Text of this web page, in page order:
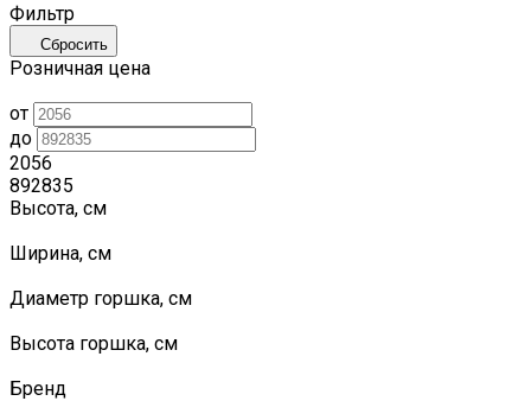
Фильтр
Сбросить
Розничная цена
от
до
2056
892835
Высота, см
Ширина, см
Диаметр горшка, см
Высота горшка, см
Бренд